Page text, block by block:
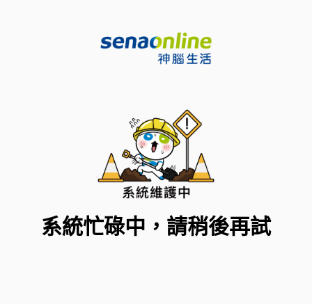
系統忙碌中，請稍後再試